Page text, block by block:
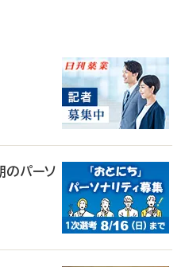
パーソ